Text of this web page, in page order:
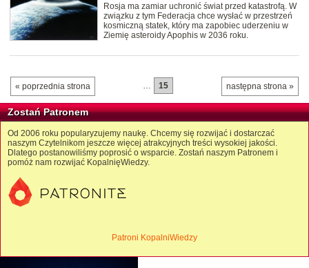
Rosja ma zamiar uchronić świat przed katastrofą. W
związku z tym Federacja chce wysłać w przestrzeń
kosmiczną statek, który ma zapobiec uderzeniu w
Ziemię asteroidy Apophis w 2036 roku.
« poprzednia strona następna strona »
15
Zostań Patronem
Od 2006 roku popularyzujemy naukę. Chcemy się rozwijać i dostarczać
naszym Czytelnikom jeszcze więcej atrakcyjnych treści wysokiej jakości.
Dlatego postanowiliśmy poprosić o wsparcie. Zostań naszym Patronem i
pomóż nam rozwijać KopalnięWiedzy.
Patroni KopalniWiedzy